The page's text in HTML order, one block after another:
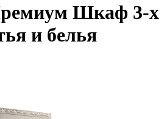
Шкаф 3-х
и белья